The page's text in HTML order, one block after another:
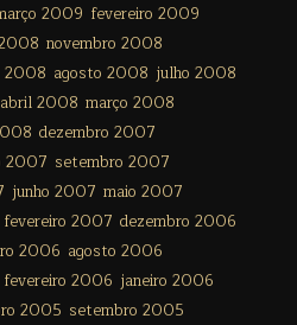
2009 fevereiro 2009
novembro 2008
2008 agosto 2008 julho 2008
abril 2008 março 2008
dezembro 2007
2007 setembro 2007
junho 2007 maio 2007
fevereiro 2007 dezembro 2006
2006 agosto 2006
fevereiro 2006 janeiro 2006
2005 setembro 2005